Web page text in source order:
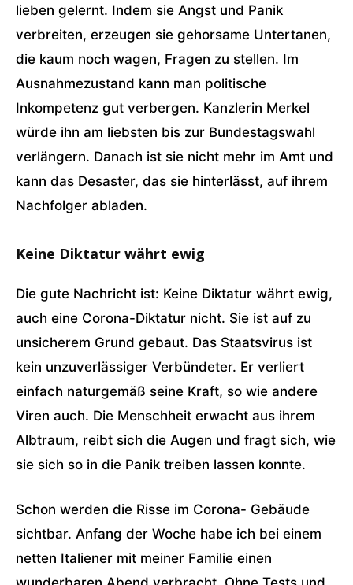
lieben gelernt. Indem sie Angst und Panik
verbreiten, erzeugen sie gehorsame Untertanen,
die kaum noch wagen, Fragen zu stellen. Im
Ausnahmezustand kann man politische
Inkompetenz gut verbergen. Kanzlerin Merkel
würde ihn am liebsten bis zur Bundestagswahl
verlängern. Danach ist sie nicht mehr im Amt und
kann das Desaster, das sie hinterlässt, auf ihrem
Nachfolger abladen.
Keine Diktatur währt ewig
Die gute Nachricht ist: Keine Diktatur währt ewig,
auch eine Corona-Diktatur nicht. Sie ist auf zu
unsicherem Grund gebaut. Das Staatsvirus ist
kein unzuverlässiger Verbündeter. Er verliert
einfach naturgemäß seine Kraft, so wie andere
Viren auch. Die Menschheit erwacht aus ihrem
Albtraum, reibt sich die Augen und fragt sich, wie
sie sich so in die Panik treiben lassen konnte.
Schon werden die Risse im Corona- Gebäude
sichtbar. Anfang der Woche habe ich bei einem
netten Italiener mit meiner Familie einen